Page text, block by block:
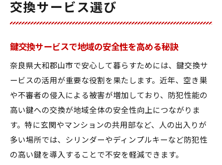
防犯意識が高まる鍵交換サービスの選び方
奈良県大和郡山市で人気の鍵交換サービス
安心な毎日を支える鍵交換サービスの役割
鍵交換サービスで家族を守る防犯ポイント
安全な暮らしに欠かせない鍵交換サービス
の効果
鍵交換サービス活用でトラブルを未然に防
交換サービス選び
鍵交換サービスで地域の安全性を高める秘訣
奈良県大和郡山市で安心して暮らすためには、鍵交換サ
ービスの活用が重要な役割を果たします。近年、空き巣
や不審者の侵入による被害が増加しており、防犯性能の
高い鍵への交換が地域全体の安全性向上につながりま
す。特に玄関やマンションの共用部など、人の出入りが
多い場所では、シリンダーやディンプルキーなど防犯性
の高い鍵を導入することで不安を軽減できます。